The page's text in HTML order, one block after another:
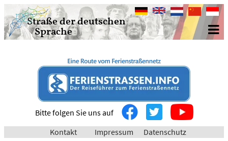
Straße der deutschen
Sprache
DeutschEnglishNederlands
中
Bahasa
Bitte folgen Sie uns auf
Kontakt
Impressum Datenschutz